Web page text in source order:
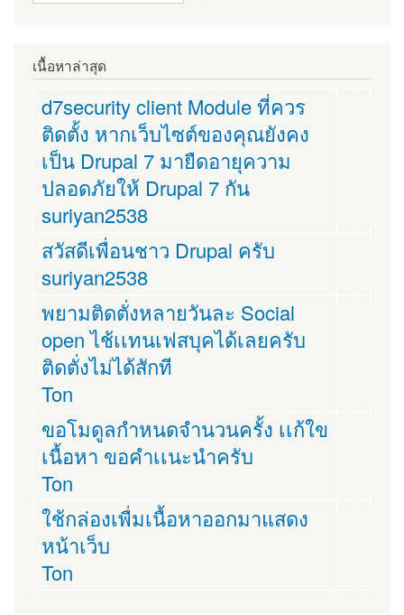
เนื้อหาล่าสุด
d7security client Module ที่ควร
ติดตั้ง หากเว็บไซต์ของคุณยังคง
เป็น Drupal 7 มายืดอายุความ
ปลอดภัยให้ Drupal 7 กัน
suriyan2538
สวัสดีเพื่อนชาว Drupal ครับ
suriyan2538
พยามติดตั่งหลายวันละ Social
open ไช้เเทนเฟสบุคได้เลยครับ
ติดตั่งไม่ได้สักที
Ton
ขอโมดูลกำหนดจำนวนครั้ง เเก้ใข
เนื้อหา ขอคำเเนะนำครับ
Ton
ใช้กล่องเพื่มเนื้อหาออกมาแสดง
หน้าเว็บ
Ton